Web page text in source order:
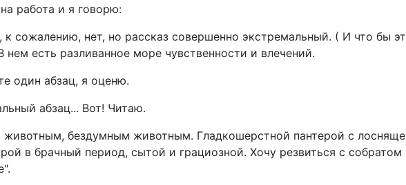
работа и я говорю:
к сожалению, нет, но рассказ совершенно экстремальный. ( И что бы
нем есть разливанное море чувственности и влечений.
один абзац, я оценю.
абзац... Вот! Читаю.
животным, бездумным животным. Гладкошерстной пантерой с
в брачный период, сытой и грациозной. Хочу резвиться с собратом